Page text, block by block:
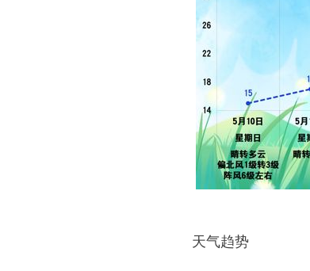
天气趋势